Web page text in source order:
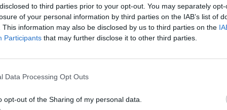
to third parties prior to your opt-out. You may separately
of your personal information by third parties on the IAB’s list of
This information may also be disclosed by us to third parties on the
Participants that may further disclose it to other third parties.
Data Processing Opt Outs
opt-out of the Sharing of my personal data.
auf Reflexion: Was bedeutet
Handeln im lokalen Umfeld
ein Programm mit Präsenz- und
ist es, komplexe Entwicklungen